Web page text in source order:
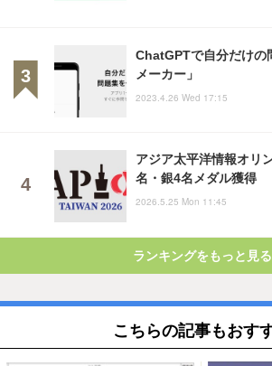
ChatGPTで自分だけ
メーカー」
2023.4.26 Wed 17:15
アジア太平洋情報オリ
名・銀4名メダル獲得
2026.5.25 Mon 11:45
ランキングをもっと見る
こちらの記事もおす